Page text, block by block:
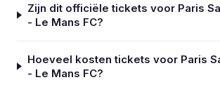
Zijn dit officiële tickets voor Paris
- Le Mans FC?
Hoeveel kosten tickets voor Paris
- Le Mans FC?